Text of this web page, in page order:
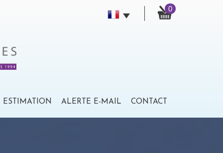
0
ESTIMATION ALERTE E-MAIL CONTACT